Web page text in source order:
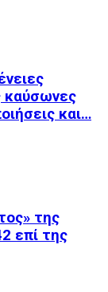
καύσωνες
και…
της
επί της